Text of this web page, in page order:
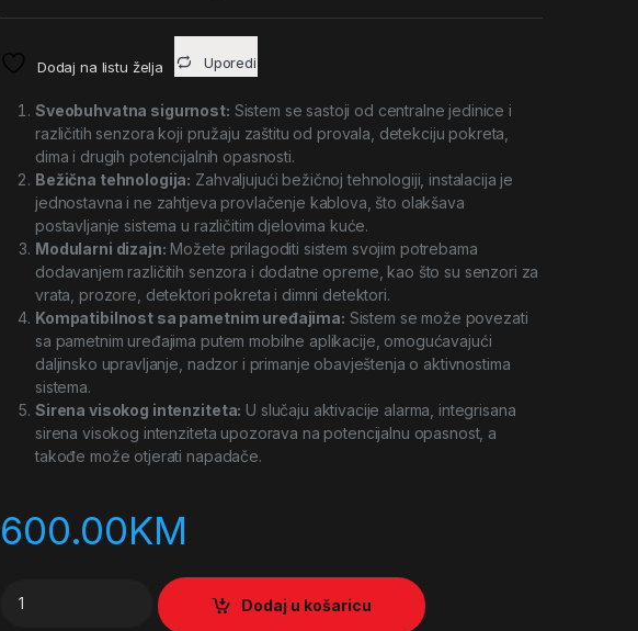
Dodaj na listu želja Uporedi
Sveobuhvatna sigurnost: Sistem se sastoji od centralne jedinice i
različitih senzora koji pružaju zaštitu od provala, detekciju pokreta,
dima i drugih potencijalnih opasnosti.
Bežična tehnologija: Zahvaljujući bežičnoj tehnologiji, instalacija je
jednostavna i ne zahtjeva provlačenje kablova, što olakšava
postavljanje sistema u različitim djelovima kuće.
Modularni dizajn: Možete prilagoditi sistem svojim potrebama
dodavanjem različitih senzora i dodatne opreme, kao što su senzori za
vrata, prozore, detektori pokreta i dimni detektori.
Kompatibilnost sa pametnim uređajima: Sistem se može povezati
sa pametnim uređajima putem mobilne aplikacije, omogućavajući
daljinsko upravljanje, nadzor i primanje obavještenja o aktivnostima
sistema.
Sirena visokog intenziteta: U slučaju aktivacije alarma, integrisana
sirena visokog intenziteta upozorava na potencijalnu opasnost, a
takođe može otjerati napadače.
600.00KM
Safe2Home bežični alarmni sistem SP110 quantity
Dodaj u košaricu